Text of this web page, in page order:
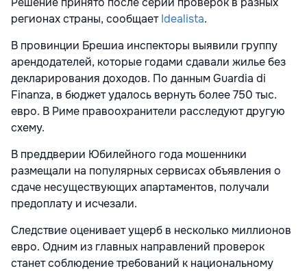
регионах страны, сообщаетIdealista.
В провинции Брешиа инспекторы выявили группу
арендодателей, которые годами сдавали жилье без
декларирования доходов. По данным Guardia di
Finanza, в бюджет удалось вернуть более 750 тыс.
евро. В Риме правоохранители расследуют другую
схему.
В преддверии Юбилейного года мошенники
размещали на популярных сервисах объявления о
сдаче несуществующих апартаментов, получали
предоплату и исчезали.
Следствие оценивает ущерб в несколько миллионов
евро. Одним из главных направлений проверок
станет соблюдение требований к национальному